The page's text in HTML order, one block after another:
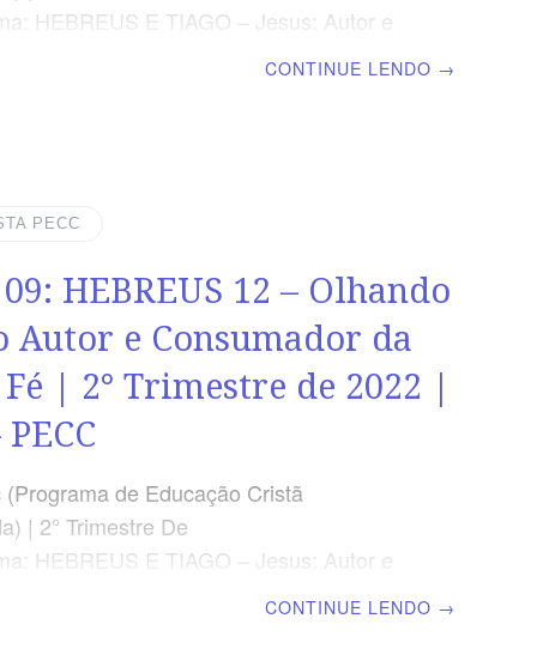
HEBREUS E TIAGO – Jesus: Autor e
página. ORIENTAÇÃO PEDAGÓGICA Em
todos os presentes, Hebreus 13 .1 25 (5 a
revista funciona como guia
CONTINUE LENDO →
PECC
HEBREUS 12 – Olhando
Autor e Consumador da
| 2° Trimestre de 2022 |
(Programa de Educação Cristã
| 2° Trimestre De
HEBREUS E TIAGO – Jesus: Autor e
CONTINUE LENDO →